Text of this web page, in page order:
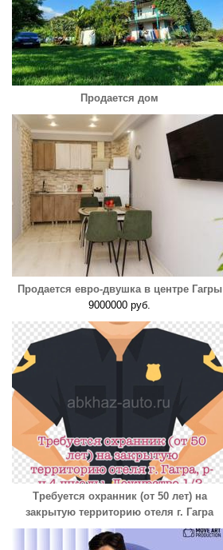
Продается дом
Продается евро-двушка в центре Гагры
9000000 руб.
Требуется охранник (от 50 лет) на
закрытую территорию отеля г. Гагра